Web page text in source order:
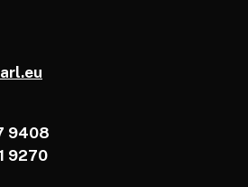
9408
9270